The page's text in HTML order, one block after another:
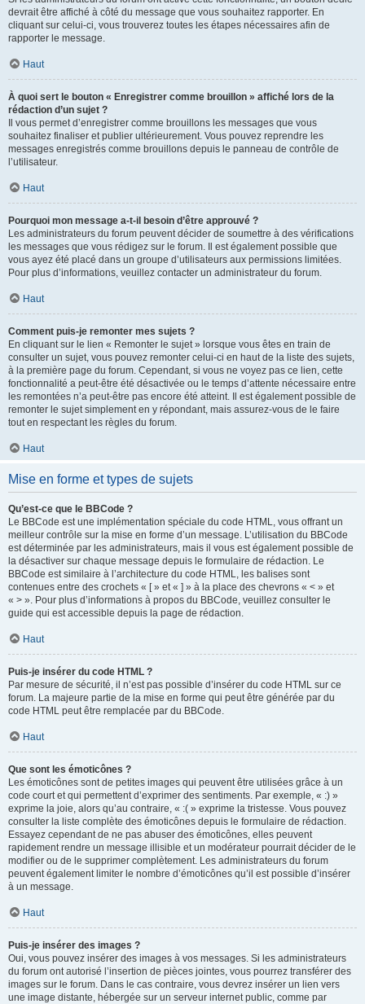
devrait être affiché à côté du message que vous souhaitez rapporter. En
cliquant sur celui-ci, vous trouverez toutes les étapes nécessaires afin de
rapporter le message.
Haut
À quoi sert le bouton « Enregistrer comme brouillon » affiché lors de la
rédaction d’un sujet ?
Il vous permet d’enregistrer comme brouillons les messages que vous
souhaitez finaliser et publier ultérieurement. Vous pouvez reprendre les
messages enregistrés comme brouillons depuis le panneau de contrôle de
l’utilisateur.
Haut
Pourquoi mon message a-t-il besoin d’être approuvé ?
Les administrateurs du forum peuvent décider de soumettre à des vérifications
les messages que vous rédigez sur le forum. Il est également possible que
vous ayez été placé dans un groupe d’utilisateurs aux permissions limitées.
Pour plus d’informations, veuillez contacter un administrateur du forum.
Haut
Comment puis-je remonter mes sujets ?
En cliquant sur le lien « Remonter le sujet » lorsque vous êtes en train de
consulter un sujet, vous pouvez remonter celui-ci en haut de la liste des sujets,
à la première page du forum. Cependant, si vous ne voyez pas ce lien, cette
fonctionnalité a peut-être été désactivée ou le temps d’attente nécessaire entre
les remontées n’a peut-être pas encore été atteint. Il est également possible de
remonter le sujet simplement en y répondant, mais assurez-vous de le faire
tout en respectant les règles du forum.
Haut
Mise en forme et types de sujets
Qu’est-ce que le BBCode ?
Le BBCode est une implémentation spéciale du code HTML, vous offrant un
meilleur contrôle sur la mise en forme d’un message. L’utilisation du BBCode
est déterminée par les administrateurs, mais il vous est également possible de
la désactiver sur chaque message depuis le formulaire de rédaction. Le
BBCode est similaire à l’architecture du code HTML, les balises sont
contenues entre des crochets « [ » et « ] » à la place des chevrons « < » et
« > ». Pour plus d’informations à propos du BBCode, veuillez consulter le
guide qui est accessible depuis la page de rédaction.
Haut
Puis-je insérer du code HTML ?
Par mesure de sécurité, il n’est pas possible d’insérer du code HTML sur ce
forum. La majeure partie de la mise en forme qui peut être générée par du
code HTML peut être remplacée par du BBCode.
Haut
Que sont les émoticônes ?
Les émoticônes sont de petites images qui peuvent être utilisées grâce à un
code court et qui permettent d’exprimer des sentiments. Par exemple, « :) »
exprime la joie, alors qu’au contraire, « :( » exprime la tristesse. Vous pouvez
consulter la liste complète des émoticônes depuis le formulaire de rédaction.
Essayez cependant de ne pas abuser des émoticônes, elles peuvent
rapidement rendre un message illisible et un modérateur pourrait décider de le
modifier ou de le supprimer complètement. Les administrateurs du forum
peuvent également limiter le nombre d’émoticônes qu’il est possible d’insérer
à un message.
Haut
Puis-je insérer des images ?
Oui, vous pouvez insérer des images à vos messages. Si les administrateurs
du forum ont autorisé l’insertion de pièces jointes, vous pourrez transférer des
images sur le forum. Dans le cas contraire, vous devrez insérer un lien vers
une image distante, hébergée sur un serveur internet public, comme par